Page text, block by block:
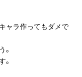
ャラ作ってもダメで
。
。